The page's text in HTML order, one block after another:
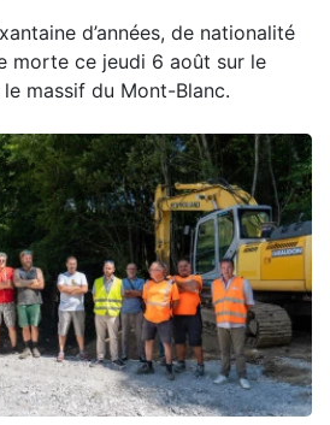
d’années, de nationalité
morte ce jeudi 6 août sur le
massif du Mont-Blanc.